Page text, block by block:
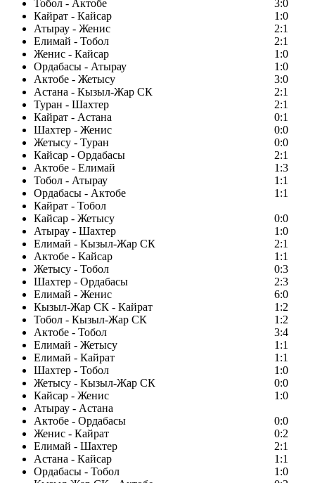
Тобол - Актобе
3:0
Кайрат - Кайсар
1:0
Атырау - Женис
2:1
Елимай - Тобол
2:1
Женис - Кайсар
1:0
Ордабасы - Атырау
1:0
Актобе - Жетысу
3:0
Астана - Кызыл-Жар СК
2:1
Туран - Шахтер
2:1
Кайрат - Астана
0:1
Шахтер - Женис
0:0
Жетысу - Туран
0:0
Кайсар - Ордабасы
2:1
Актобе - Елимай
1:3
Тобол - Атырау
1:1
Ордабасы - Актобе
1:1
Кайрат - Тобол
Кайсар - Жетысу
0:0
Атырау - Шахтер
1:0
Елимай - Кызыл-Жар СК
2:1
Актобе - Кайсар
1:1
Жетысу - Тобол
0:3
Шахтер - Ордабасы
2:3
Елимай - Женис
6:0
Кызыл-Жар СК - Кайрат
1:2
Тобол - Кызыл-Жар СК
1:2
Актобе - Тобол
3:4
Елимай - Жетысу
1:1
Елимай - Кайрат
1:1
Шахтер - Тобол
1:0
Жетысу - Кызыл-Жар СК
0:0
Кайсар - Женис
1:0
Атырау - Астана
Актобе - Ордабасы
0:0
Женис - Кайрат
0:2
Елимай - Шахтер
2:1
Астана - Кайсар
1:1
Ордабасы - Тобол
1:0